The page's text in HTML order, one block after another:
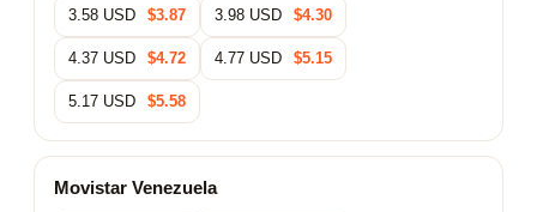
3.58 USD $3.87 3.98 USD $4.30
4.37 USD $4.72 4.77 USD $5.15
5.17 USD $5.58
Movistar Venezuela